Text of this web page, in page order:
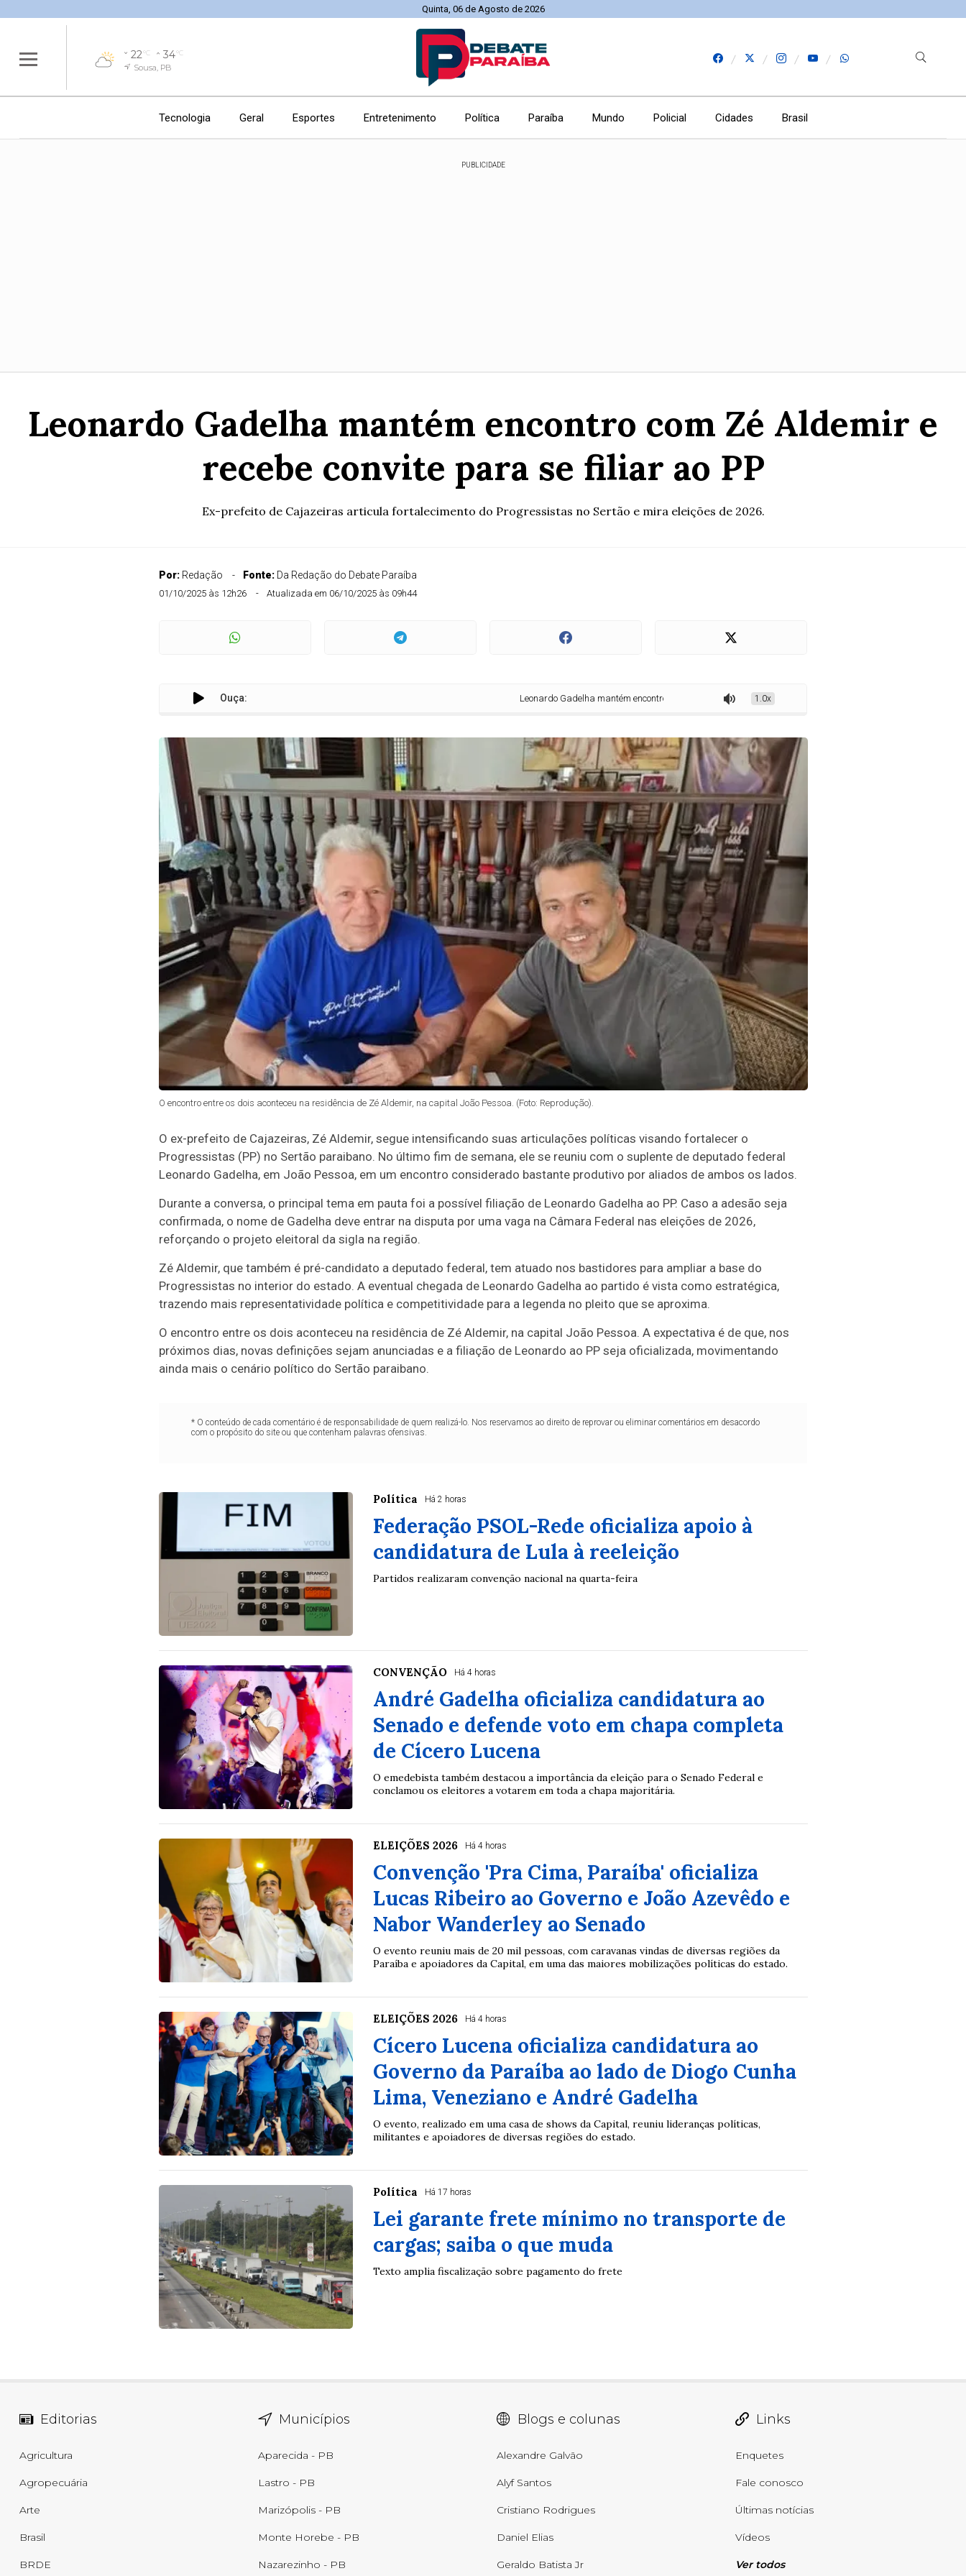
Quinta, 06 de Agosto de 2026
22°C 34°C
Sousa, PB
Tecnologia Geral Esportes Entretenimento Política Paraíba Mundo Policial Cidades Brasil
PUBLICIDADE
Leonardo Gadelha mantém encontro com Zé Aldemir e
recebe convite para se filiar ao PP
Ex-prefeito de Cajazeiras articula fortalecimento do Progressistas no Sertão e mira eleições de 2026.
Por: Redação Fonte: Da Redação do Debate Paraíba
01/10/2025 às 12h26 Atualizada em 06/10/2025 às 09h44
Ouça: Leonardo Gadelha mantém encontro com Zé Aldemir e recebe convite para se filiar ao PP
1.0x
O encontro entre os dois aconteceu na residência de Zé Aldemir, na capital João Pessoa. (Foto: Reprodução).
O ex-prefeito de Cajazeiras, Zé Aldemir, segue intensificando suas articulações políticas visando fortalecer o
Progressistas (PP) no Sertão paraibano. No último fim de semana, ele se reuniu com o suplente de deputado federal
Leonardo Gadelha, em João Pessoa, em um encontro considerado bastante produtivo por aliados de ambos os lados.
Durante a conversa, o principal tema em pauta foi a possível filiação de Leonardo Gadelha ao PP. Caso a adesão seja
confirmada, o nome de Gadelha deve entrar na disputa por uma vaga na Câmara Federal nas eleições de 2026,
reforçando o projeto eleitoral da sigla na região.
Zé Aldemir, que também é pré-candidato a deputado federal, tem atuado nos bastidores para ampliar a base do
Progressistas no interior do estado. A eventual chegada de Leonardo Gadelha ao partido é vista como estratégica,
trazendo mais representatividade política e competitividade para a legenda no pleito que se aproxima.
O encontro entre os dois aconteceu na residência de Zé Aldemir, na capital João Pessoa. A expectativa é de que, nos
próximos dias, novas definições sejam anunciadas e a filiação de Leonardo ao PP seja oficializada, movimentando
ainda mais o cenário político do Sertão paraibano.
* O conteúdo de cada comentário é de responsabilidade de quem realizá-lo. Nos reservamos ao direito de reprovar ou eliminar comentários em desacordo
com o propósito do site ou que contenham palavras ofensivas.
Política Há 2 horas
Federação PSOL-Rede oficializa apoio à
candidatura de Lula à reeleição
Partidos realizaram convenção nacional na quarta-feira
CONVENÇÃO Há 4 horas
André Gadelha oficializa candidatura ao
Senado e defende voto em chapa completa
de Cícero Lucena
O emedebista também destacou a importância da eleição para o Senado Federal e
conclamou os eleitores a votarem em toda a chapa majoritária.
ELEIÇÕES 2026 Há 4 horas
Convenção 'Pra Cima, Paraíba' oficializa
Lucas Ribeiro ao Governo e João Azevêdo e
Nabor Wanderley ao Senado
O evento reuniu mais de 20 mil pessoas, com caravanas vindas de diversas regiões da
Paraíba e apoiadores da Capital, em uma das maiores mobilizações políticas do estado.
ELEIÇÕES 2026 Há 4 horas
Cícero Lucena oficializa candidatura ao
Governo da Paraíba ao lado de Diogo Cunha
Lima, Veneziano e André Gadelha
O evento, realizado em uma casa de shows da Capital, reuniu lideranças políticas,
militantes e apoiadores de diversas regiões do estado.
Política Há 17 horas
Lei garante frete mínimo no transporte de
cargas; saiba o que muda
Texto amplia fiscalização sobre pagamento do frete
Editorias
Agricultura
Agropecuária
Arte
Brasil
BRDE
Municípios
Aparecida - PB
Lastro - PB
Marizópolis - PB
Monte Horebe - PB
Nazarezinho - PB
Blogs e colunas
Alexandre Galvão
Alyf Santos
Cristiano Rodrigues
Daniel Elias
Geraldo Batista Jr
Links
Enquetes
Fale conosco
Últimas notícias
Vídeos
Ver todos